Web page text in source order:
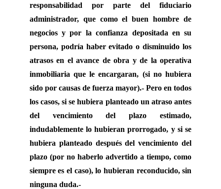
responsabilidad por parte del fiduciario
administrador, que como el buen hombre de
negocios y por la confianza depositada en su
persona, podría haber evitado o disminuido los
atrasos en el avance de obra y de la operativa
inmobiliaria que le encargaran, (si no hubiera
sido por causas de fuerza mayor).- Pero en todos
los casos, si se hubiera planteado un atraso antes
del vencimiento del plazo estimado,
indudablemente lo hubieran prorrogado, y si se
hubiera planteado después del vencimiento del
plazo (por no haberlo advertido a tiempo, como
siempre es el caso), lo hubieran reconducido, sin
ninguna duda.-